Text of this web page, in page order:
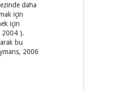
daha
için
için
2004 ).
bu
2006